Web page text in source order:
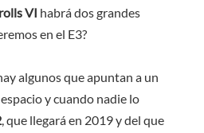
VI habrá dos grandes
en el E3?
algunos que apuntan a un
y cuando nadie lo
, que llegará en 2019 y del que